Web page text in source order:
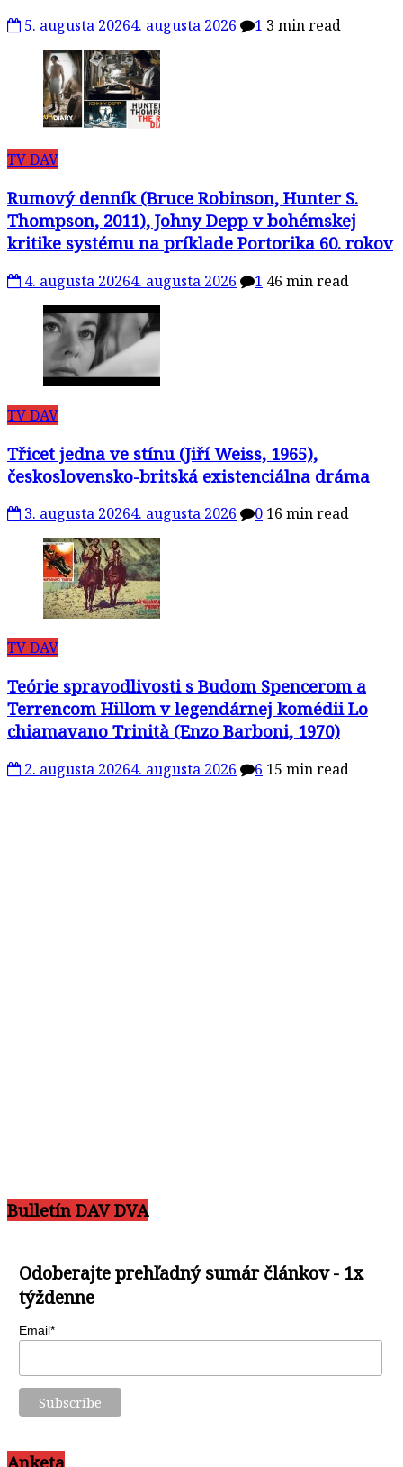
5. augusta 20264. augusta 2026 1 3 min read
TV DAV
Rumový denník (Bruce Robinson, Hunter S.
Thompson, 2011), Johny Depp v bohémskej
kritike systému na príklade Portorika 60. rokov
4. augusta 20264. augusta 2026 1 46 min read
TV DAV
Třicet jedna ve stínu (Jiří Weiss, 1965),
československo-britská existenciálna dráma
3. augusta 20264. augusta 2026 0 16 min read
TV DAV
Teórie spravodlivosti s Budom Spencerom a
Terrencom Hillom v legendárnej komédii Lo
chiamavano Trinità (Enzo Barboni, 1970)
2. augusta 20264. augusta 2026 6 15 min read
Bulletín DAV DVA
Odoberajte prehľadný sumár článkov - 1x
týždenne
Email*
Anketa